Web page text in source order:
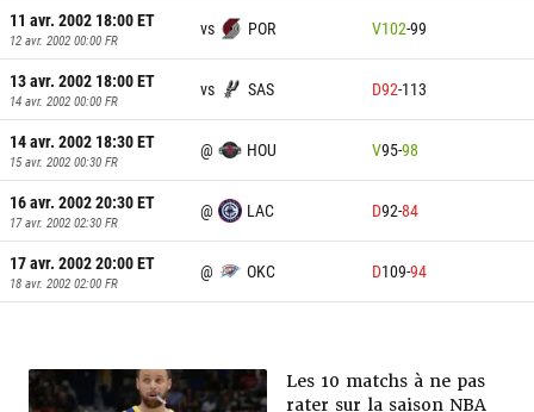
11 avr. 2002 18:00ET
12 avr. 2002 00:00 FR
vs POR V102-99
13 avr. 2002 18:00ET
14 avr. 2002 00:00 FR
vs SAS D92-113
14 avr. 2002 18:30ET
15 avr. 2002 00:30 FR
@ HOU V95-98
16 avr. 2002 20:30ET
17 avr. 2002 02:30 FR
@ LAC D92-84
17 avr. 2002 20:00ET
18 avr. 2002 02:00 FR
@ OKC D109-94
Les 10 matchs à ne pas
rater sur la saison NBA